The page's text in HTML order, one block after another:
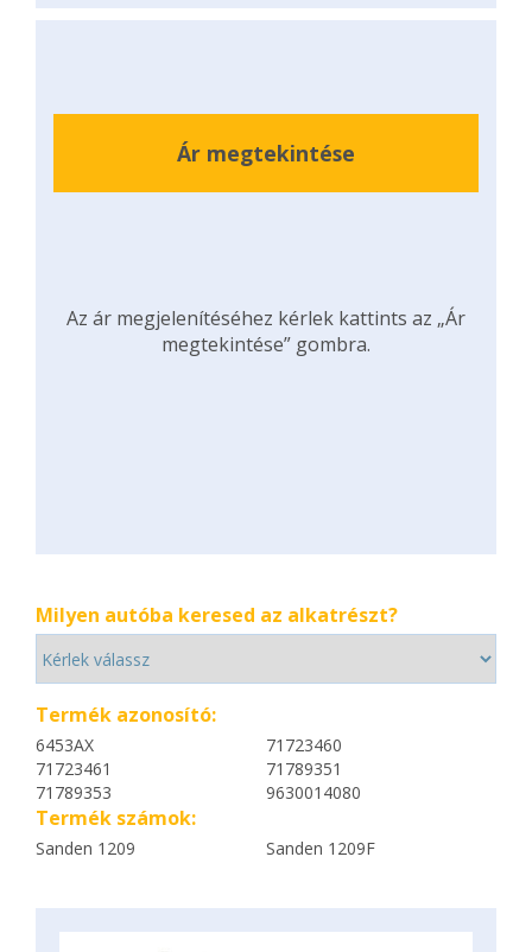
Ár megtekintése
Az ár megjelenítéséhez kérlek kattints az „Ár
megtekintése” gombra.
Milyen autóba keresed az alkatrészt?
Termék azonosító:
6453AX
71723460
71723461
71789351
71789353
9630014080
Termék számok:
Sanden 1209 Sanden 1209F